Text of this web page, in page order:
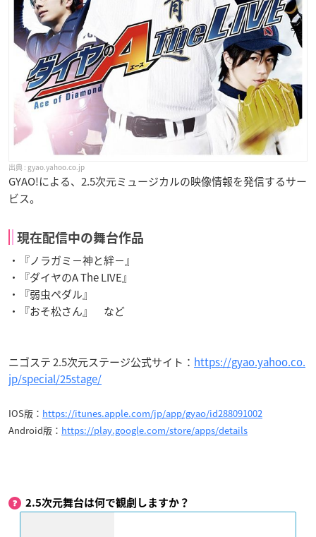
gyao.yahoo.co.jp
GYAO!による、2.5次元ミュージカルの映像情報を発信するサー
ビス。
現在配信中の舞台作品
・『ノラガミ－神と絆－』
・『ダイヤのA The LIVE』
・『弱虫ペダル』
・『おそ松さん』 など
ニゴステ 2.5次元ステージ公式サイト： https://gyao.yahoo.co.
jp/special/25stage/
IOS版： https://itunes.apple.com/jp/app/gyao/id288091002
Android版： https://play.google.com/store/apps/details
2.5次元舞台は何で観劇しますか？